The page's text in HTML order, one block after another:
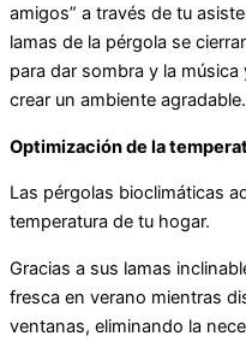
amigos” a través de tu
lamas de la pérgola se
para dar sombra y la
crear un ambiente agradable.
Optimización de la
Las pérgolas bioclimáticas
temperatura de tu hogar.
Gracias a sus lamas
fresca en verano mientras
ventanas, eliminando la